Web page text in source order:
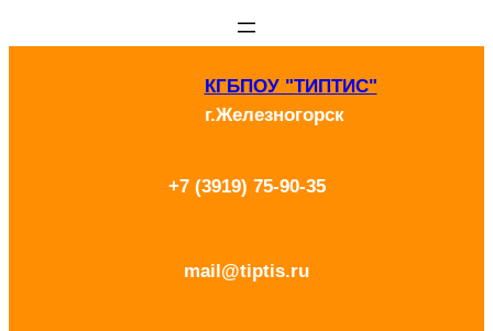
КГБПОУ "ТИПТИС"
г.Железногорск
+7 (3919) 75-90-35
mail@tiptis.ru